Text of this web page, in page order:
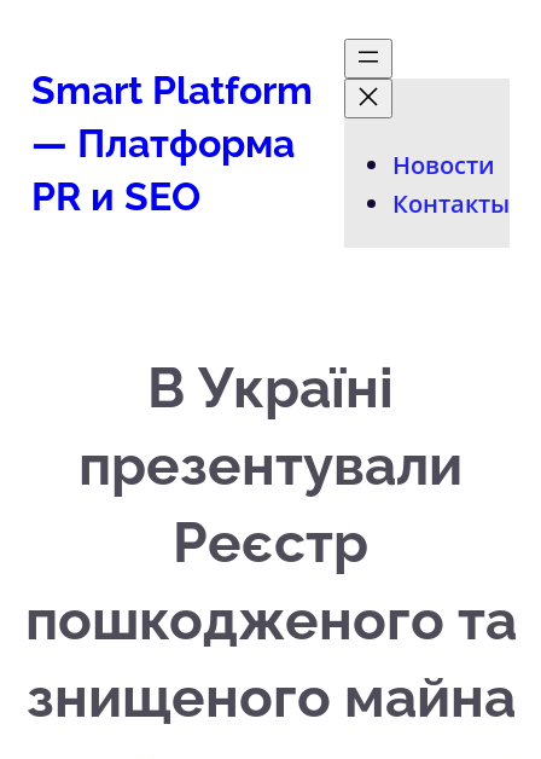
содержимому
Smart Platform
— Платформа
PR и SEO
Новости
Контакты
В Україні
презентували
Реєстр
пошкодженого та
знищеного майна